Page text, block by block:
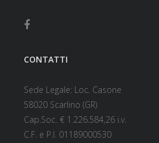
CONTATTI
Sede Legale: Loc. Casone
58020 Scarlino (GR)
Cap.Soc. € 1.226.584,26 i.v.
C.F. e P.I. 01189000530